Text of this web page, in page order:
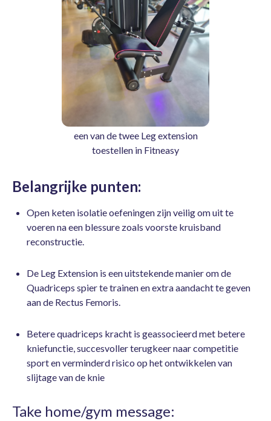
een van de twee Leg extension
toestellen in Fitneasy
Belangrijke punten:
Open keten isolatie oefeningen zijn veilig om uit te
voeren na een blessure zoals voorste kruisband
reconstructie.
De Leg Extension is een uitstekende manier om de
Quadriceps spier te trainen en extra aandacht te geven
aan de Rectus Femoris.
Betere quadriceps kracht is geassocieerd met betere
kniefunctie, succesvoller terugkeer naar competitie
sport en verminderd risico op het ontwikkelen van
slijtage van de knie
Take home/gym message: